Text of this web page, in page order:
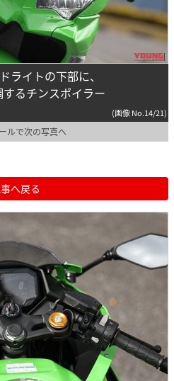
ライトの下部に、
るチンスポイラー
(画像 No.14/21)
ルで次の写真へ
へ戻る